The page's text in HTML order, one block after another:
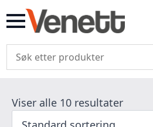
Viser alle 10 resultater